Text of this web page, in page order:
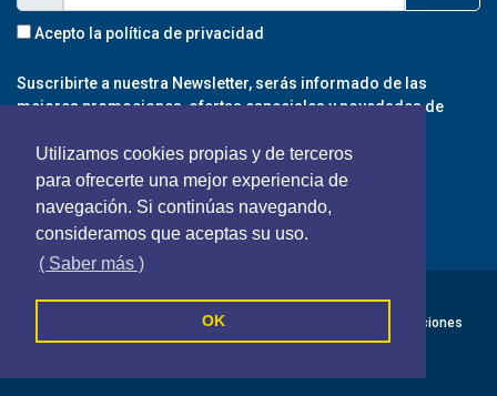
Utilizamos cookies propias y de terceros
para ofrecerte una mejor experiencia de
navegación. Si continúas navegando,
consideramos que aceptas su uso.
( Saber más )
OK
Acepto la política de privacidad
Suscribirte a nuestra Newsletter, serás informado de las
mejores promociones, ofertas especiales y novedades de
Fincas Damacri - Todos los derechos reservados
Política de privacidad Terminos y Condiciones